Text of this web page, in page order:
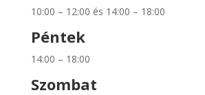
10:00 – 12:00 és 14:00 – 18:00
Péntek
14:00 – 18:00
Szombat